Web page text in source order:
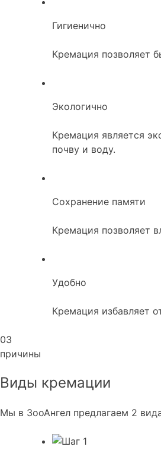
Гигиенично
Кремация позволяет
Экологично
Кремация является
почву и воду.
Сохранение памяти
Кремация позволяет
Удобно
Кремация избавляет
03
причины
Виды кремации
Мы в ЗооАнгел предлагаем 2